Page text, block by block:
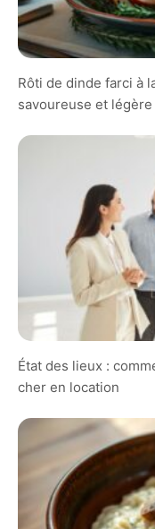
Rôti de dinde farci à
savoureuse et
État des lieux :
cher en location